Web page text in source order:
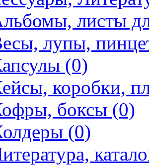
листы
лупы,
(0)
коробки,
боксы (0)
(0)